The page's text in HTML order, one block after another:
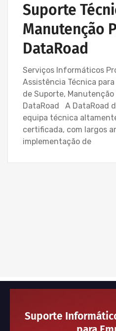
Suporte
Manutenção
DataRoad
Serviços Informáticos
Assistência Técnica
de Suporte,
DataRoad A DataRoad
equipa técnica
certificada, com largos
implementação de
Suporte